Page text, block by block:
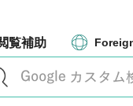
覧補助